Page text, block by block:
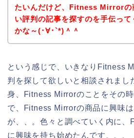
たいんだけど、Fitness Mirrorの
い評判の記事を探すのを手伝って
かな～(･∀･`*)＾＾
という感じで、いきなりFitness
判を探して欲しいと相談されまし
身、Fitness Mirrorのことをその
で、Fitness Mirrorの商品に興味
が、、。色々と調べていく内に
に興味を持ち始めたんです、、、